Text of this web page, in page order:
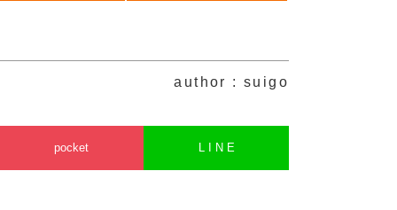
author : suigo
pocket L I N E